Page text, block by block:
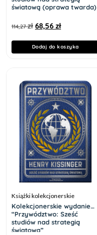
światową (oprawa twarda)
114,27zł 68,56 zł
Dodaj do koszyka
Książki kolekcjonerskie
Kolekcjonerskie wydanie
“Przywództwo: Sześć
studiów nad strategią
światową”